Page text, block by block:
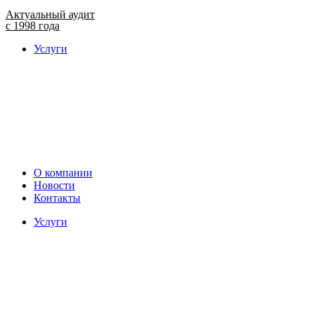
Актуальный аудит
с 1998 года
Услуги
О компании
Новости
Контакты
Услуги